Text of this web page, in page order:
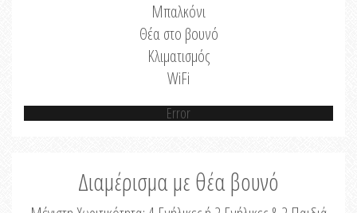
Μπαλκόνι
Θέα στο βουνό
Κλιματισμός
WiFi
Error
Διαμέρισμα με θέα βουνό